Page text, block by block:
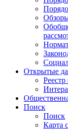
Открытые
Поиск
Поиск
Карта